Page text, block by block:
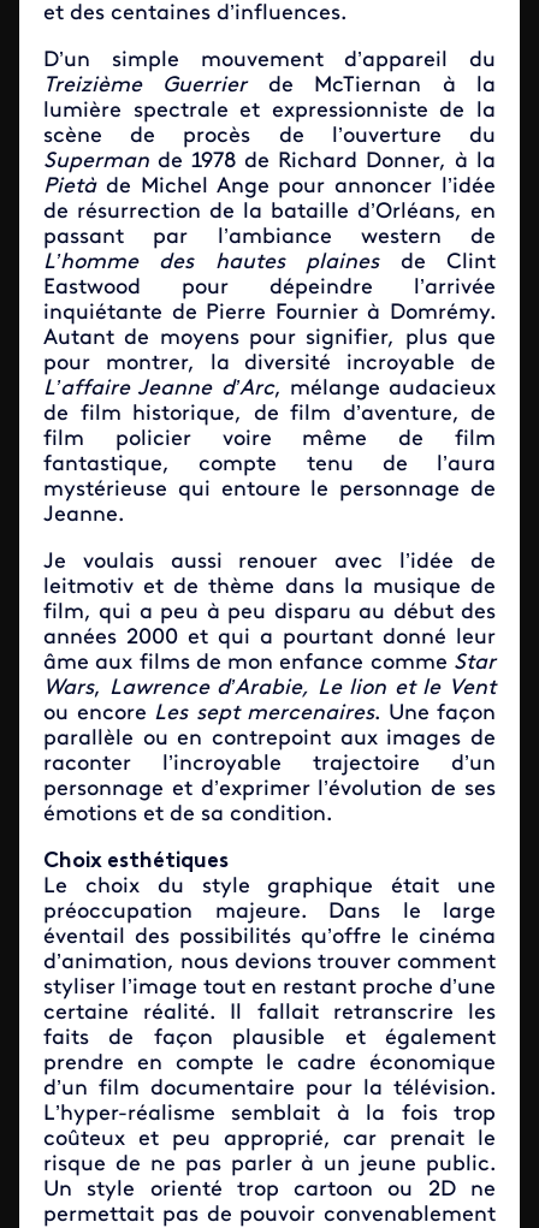
et des centaines d’influences.
D’un simple mouvement d’appareil du
Treizième Guerrier de McTiernan à la
lumière spectrale et expressionniste de la
scène de procès de l’ouverture du
Superman de 1978 de Richard Donner, à la
Pietàde Michel Ange pour annoncer l’idée
de résurrection de la bataille d’Orléans, en
passant par l’ambiance western de
L’homme des hautes plainesde Clint
Eastwood pour dépeindre l’arrivée
inquiétante de Pierre Fournier à Domrémy.
Autant de moyens pour signifier, plus que
pour montrer, la diversité incroyable de
L’affaire Jeanne d’Arc, mélange audacieux
de film historique, de film d’aventure, de
film policier voire même de film
fantastique, compte tenu de l’aura
mystérieuse qui entoure le personnage de
Jeanne.
Je voulais aussi renouer avec l’idée de
leitmotiv et de thème dans la musique de
film, qui a peu à peu disparu au début des
années 2000 et qui a pourtant donné leur
âme aux films de mon enfance comme Star
Wars, Lawrence d’Arabie, Le lion et le Vent
ou encore Les sept mercenaires. Une façon
parallèle ou en contrepoint aux images de
raconter l’incroyable trajectoire d’un
personnage et d’exprimer l’évolution de ses
émotions et de sa condition.
Choix esthétiques
Le choix du style graphique était une
préoccupation majeure. Dans le large
éventail des possibilités qu’offre le cinéma
d’animation, nous devions trouver comment
styliser l’image tout en restant proche d’une
certaine réalité. Il fallait retranscrire les
faits de façon plausible et également
prendre en compte le cadre économique
d’un film documentaire pour la télévision.
L’hyper-réalisme semblait à la fois trop
coûteux et peu approprié, car prenait le
risque de ne pas parler à un jeune public.
Un style orienté trop cartoon ou 2D ne
permettait pas de pouvoir convenablement